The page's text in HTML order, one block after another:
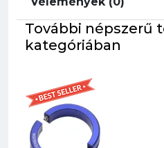
További népszerű
kategóriában